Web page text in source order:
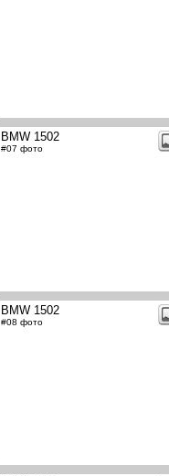
BMW 1502
#07 фото
BMW 1502
#08 фото